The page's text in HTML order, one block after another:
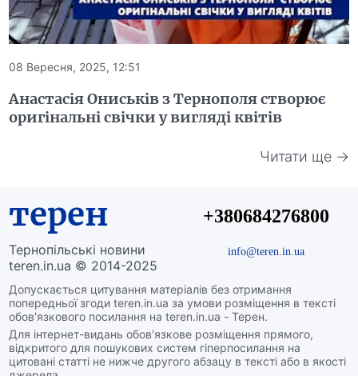
08 Вересня, 2025, 12:51
Анастасія Ониськів з Тернополя створює
оригінальні свічки у вигляді квітів
Читати ще →
терен
Тернопільські новини
teren.in.ua © 2014-2025
Допускається цитування матеріалів без отримання
попередньої згоди teren.in.ua за умови розміщення в тексті
обов'язкового посилання на teren.in.ua - Терен.
Для інтернет-видань обов'язкове розміщення прямого,
відкритого для пошукових систем гіперпосилання на
цитовані статті не нижче другого абзацу в тексті або в якості
+380684276800
info@teren.in.ua